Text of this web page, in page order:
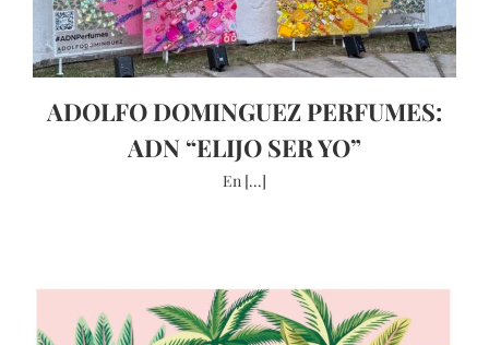
ADOLFO DOMINGUEZ PERFUMES:
ADN “ELIJO SER YO”
En [...]